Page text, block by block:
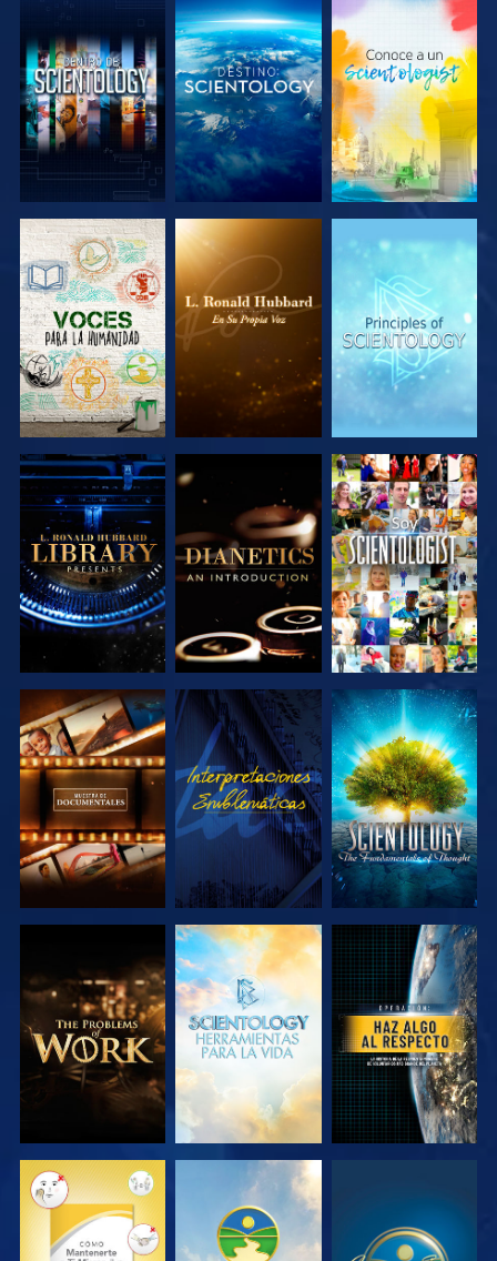
EXPLORA LAS
SERIES
EXPLORA LAS
SERIES
EXPLORA LAS
SERIES
EXPLORA LAS
SERIES
EXPLORA LAS
SERIES
VE
EXPLORA LAS
SERIES
VE
EXPLORA LAS
SERIES
EXPLORA LAS
SERIES
EXPLORA LAS
SERIES
VE
VE VE VE